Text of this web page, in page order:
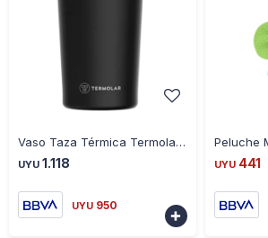
Vaso Taza Térmica Termolar 500ML - NEGRO
UYU 1.118
UYU 950

UYU 441